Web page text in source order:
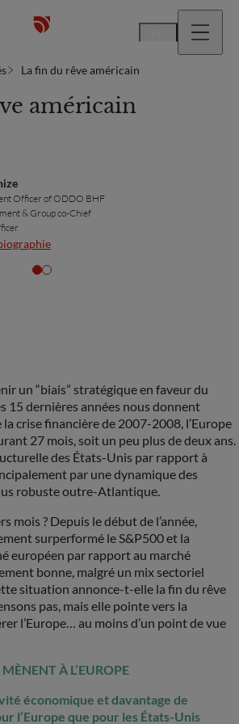
La fin du rêve américain
américain
Officer of ODDO BHF
& Group co-Chief
un “biais” stratégique en faveur du
15 dernières années nous donnent
crise financière de 2007-2008, l’Europe
27 mois, soit un peu plus de deux ans.
des États-Unis par rapport à
par une dynamique des
robuste outre-Atlantique.
mois ? Depuis le début de l’année,
surperformé le S&P500 et la
européen par rapport au marché
bonne, malgré un mix sectoriel
situation annonce-t-elle la fin du rêve
pas, mais elle pointe vers la
l’Europe… au moins d’un point de vue
À L’EUROPE
économique et davantage de
l’Europe que pour les États-Unis